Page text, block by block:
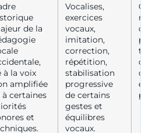
de la
à la voix
amplifiée
à certaines
et
Vocalises,
exercices
vocaux,
imitation,
correction,
répétition,
stabilisation
progressive
de certains
gestes et
équilibres
vocaux.